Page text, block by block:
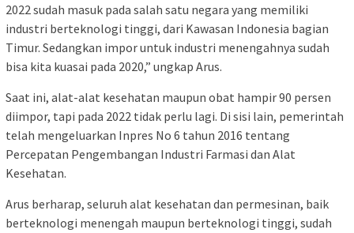
2022 sudah masuk pada salah satu negara yang memiliki
industri berteknologi tinggi, dari Kawasan Indonesia bagian
Timur. Sedangkan impor untuk industri menengahnya sudah
bisa kita kuasai pada 2020,” ungkap Arus.
Saat ini, alat-alat kesehatan maupun obat hampir 90 persen
diimpor, tapi pada 2022 tidak perlu lagi. Di sisi lain, pemerintah
telah mengeluarkan Inpres No 6 tahun 2016 tentang
Percepatan Pengembangan Industri Farmasi dan Alat
Kesehatan.
Arus berharap, seluruh alat kesehatan dan permesinan, baik
berteknologi menengah maupun berteknologi tinggi, sudah